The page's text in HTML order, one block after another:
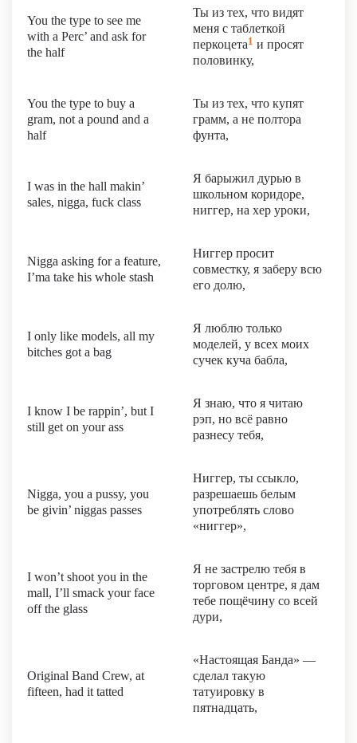
You the type to see me
with a Perc’ and ask for
the half
Ты из тех, что видят
меня с таблеткой
перкоцета1 и просят
половинку,
You the type to buy a
gram, not a pound and a
half
Ты из тех, что купят
грамм, а не полтора
фунта,
I was in the hall makin’
sales, nigga, fuck class
Я барыжил дурью в
школьном коридоре,
ниггер, на хер уроки,
Nigga asking for a feature,
I’ma take his whole stash
Ниггер просит
совместку, я заберу всю
его долю,
I only like models, all my
bitches got a bag
Я люблю только
моделей, у всех моих
сучек куча бабла,
I know I be rappin’, but I
still get on your ass
Я знаю, что я читаю
рэп, но всё равно
разнесу тебя,
Nigga, you a pussy, you
be givin’ niggas passes
Ниггер, ты ссыкло,
разрешаешь белым
употреблять слово
«ниггер»,
I won’t shoot you in the
mall, I’ll smack your face
off the glass
Я не застрелю тебя в
торговом центре, я дам
тебе пощёчину со всей
дури,
Original Band Crew, at
fifteen, had it tatted
«Настоящая Банда» —
сделал такую
татуировку в
пятнадцать,